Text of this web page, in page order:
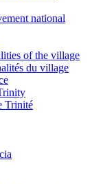
national
of the village
du village
Trinité